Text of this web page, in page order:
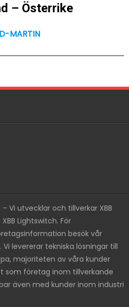
– Österrike
MARTIN
Vi utvecklar och tillverkar XBB
Lightswitch. För
besök vår
levererar tekniska lösningar till
majoriteten av våra kunder
som företag inom tillverkande
även med kunder inom industri